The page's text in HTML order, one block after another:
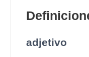
adjetivo